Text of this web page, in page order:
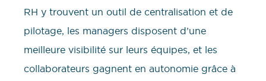
RH y trouvent un outil de centralisation et de
pilotage, les managers disposent d’une
meilleure visibilité sur leurs équipes, et les
collaborateurs gagnent en autonomie grâce à